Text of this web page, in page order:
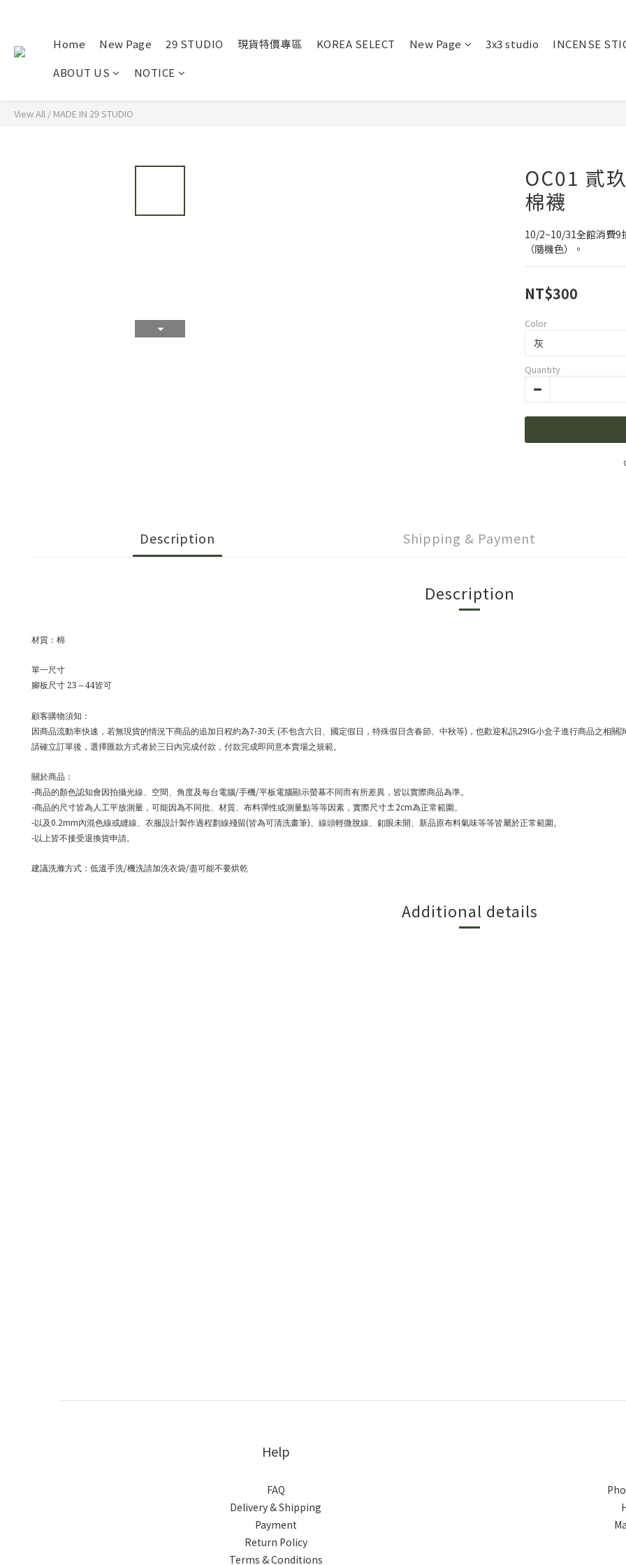
Home New Page 29 STUDIO 現貨特價專區 KOREA SELECT New Page 3x3 studio
INCENSE
ABOUT US
NOTICE
View All / MADE IN 29 STUDIO
OC01 貳
棉襪
10/2~10/31全館消費9
（隨機色）。
NT$300
Color
Quantity
Description Shipping & Payment
Description
材質：棉
單一尺寸
腳板尺寸 23～44皆可
顧客購物須知：
因商品流動率快速，若無現貨的情況下商品的追加日程約為7-30天 (不包含六日、國定假日，特殊假日含春節、中秋等) ，也歡迎私訊29IG小盒子進行商品之相關
請確立訂單後，選擇匯款方式者於三日內完成付款，付款完成即同意本賣場之規範。
關於商品：
-商品的顏色認知會因拍攝光線、空間、角度及每台電腦/手機/平板電腦顯示螢幕不同而有所差異，皆以實際商品為準。
-商品的尺寸皆為人工平放測量，可能因為不同批、材質、布料彈性或測量點等等因素，實際尺寸±2cm為正常範圍。
-以及0.2mm內混色線或縫線、衣服設計製作過程劃線殘留(皆為可清洗畫筆)、線頭輕微脫線、釦眼未開、新品原布料氣味等等皆屬於正常範圍。
-以上皆不接受退換貨申請。
建議洗滌方式：低溫手洗/機洗請加洗衣袋/盡可能不要烘乾
Additional details
Help
FAQ
Delivery & Shipping
Payment
Return Policy
Terms & Conditions